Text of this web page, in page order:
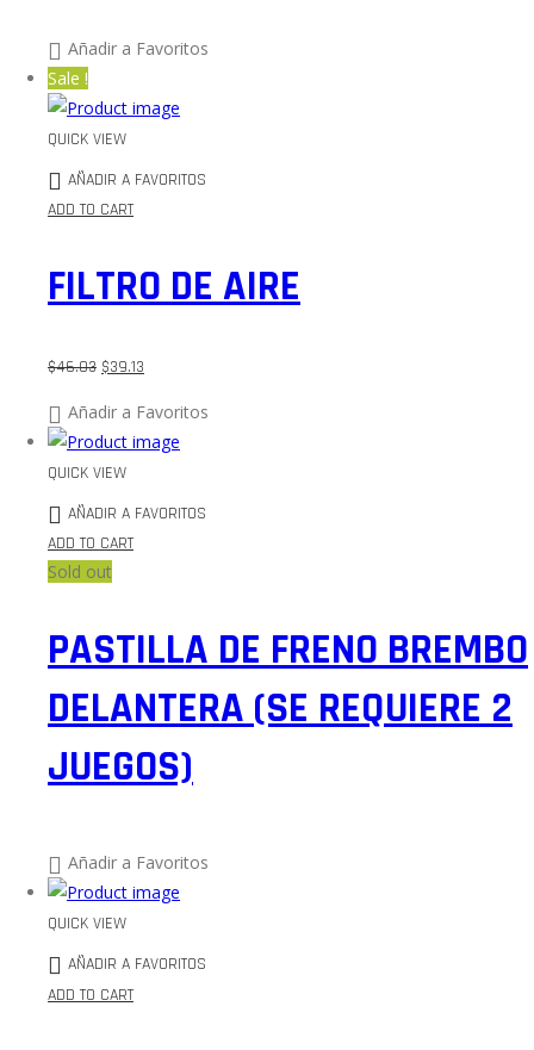
Añadir a Favoritos
Sale !
QUICK VIEW
AÑADIR A FAVORITOS
ADD TO CART
FILTRO DE AIRE
$46.03 $39.13
Añadir a Favoritos
QUICK VIEW
AÑADIR A FAVORITOS
ADD TO CART
Sold out
PASTILLA DE FRENO BREMBO
DELANTERA (SE REQUIERE 2
JUEGOS)
Añadir a Favoritos
QUICK VIEW
AÑADIR A FAVORITOS
ADD TO CART